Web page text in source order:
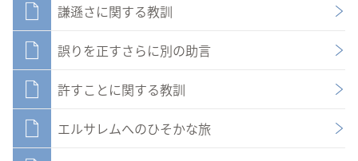
謙遜さに関する教訓
誤りを正すさらに別の助言
許すことに関する教訓
エルサレムへのひそかな旅